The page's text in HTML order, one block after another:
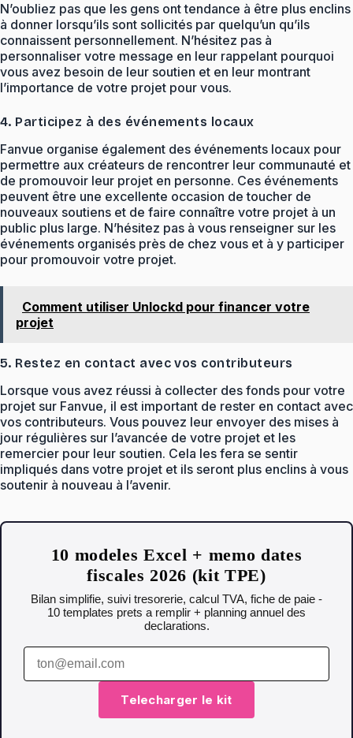
N’oubliez pas que les gens ont tendance à être plus enclins
à donner lorsqu’ils sont sollicités par quelqu’un qu’ils
connaissent personnellement. N’hésitez pas à
personnaliser votre message en leur rappelant pourquoi
vous avez besoin de leur soutien et en leur montrant
l’importance de votre projet pour vous.
4. Participez à des événements locaux
Fanvue organise également des événements locaux pour
permettre aux créateurs de rencontrer leur communauté et
de promouvoir leur projet en personne. Ces événements
peuvent être une excellente occasion de toucher de
nouveaux soutiens et de faire connaître votre projet à un
public plus large. N’hésitez pas à vous renseigner sur les
événements organisés près de chez vous et à y participer
pour promouvoir votre projet.
Comment utiliser Unlockd pour financer votre
projet
5. Restez en contact avec vos contributeurs
Lorsque vous avez réussi à collecter des fonds pour votre
projet sur Fanvue, il est important de rester en contact avec
vos contributeurs. Vous pouvez leur envoyer des mises à
jour régulières sur l’avancée de votre projet et les
remercier pour leur soutien. Cela les fera se sentir
impliqués dans votre projet et ils seront plus enclins à vous
soutenir à nouveau à l’avenir.
10 modeles Excel + memo dates
fiscales 2026 (kit TPE)
Bilan simplifie, suivi tresorerie, calcul TVA, fiche de paie -
10 templates prets a remplir + planning annuel des
declarations.
Telecharger le kit